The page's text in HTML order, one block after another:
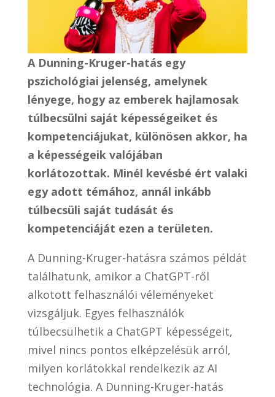
A Dunning-Kruger-hatás egy
pszichológiai jelenség, amelynek
lényege, hogy az emberek hajlamosak
túlbecsülni saját képességeiket és
kompetenciájukat, különösen akkor, ha
a képességeik valójában
korlátozottak. Minél kevésbé ért valaki
egy adott témához, annál inkább
túlbecsüli saját tudását és
kompetenciáját ezen a területen.
A Dunning-Kruger-hatásra számos példát
találhatunk, amikor a ChatGPT-ről
alkotott felhasználói véleményeket
vizsgáljuk. Egyes felhasználók
túlbecsülhetik a ChatGPT képességeit,
mivel nincs pontos elképzelésük arról,
milyen korlátokkal rendelkezik az AI
technológia. A Dunning-Kruger-hatás